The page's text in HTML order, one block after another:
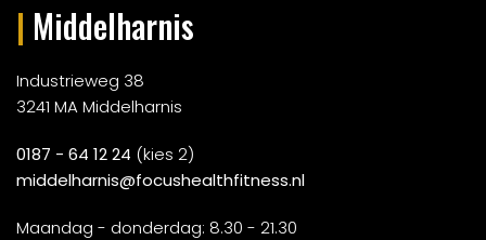
| Middelharnis
Industrieweg 38
3241 MA Middelharnis
0187 - 64 12 24 (kies 2)
middelharnis@focushealthfitness.nl
Maandag - donderdag: 8.30 - 21.30